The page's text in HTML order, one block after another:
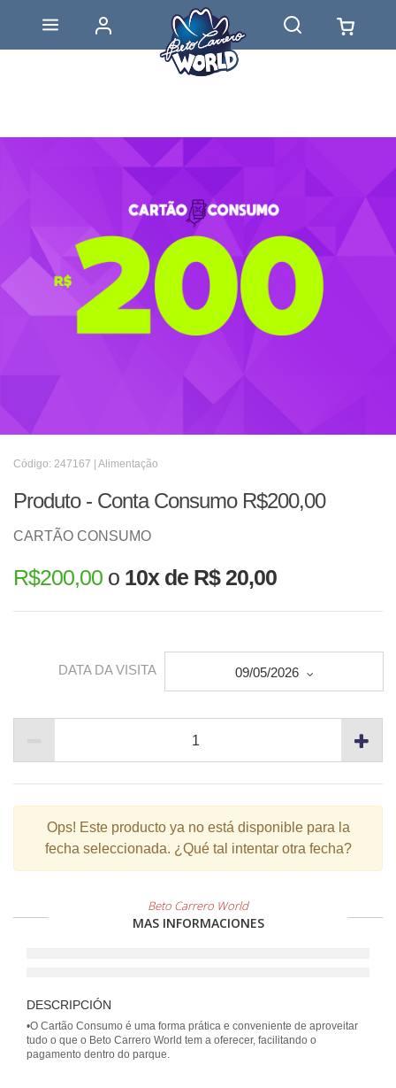
Código: 247167 | Alimentação
Produto - Conta Consumo R$200,00
CARTÃO CONSUMO
R$200,00 o 10x de R$ 20,00
DATA DA VISITA 09/05/2026
Ops! Este producto ya no está disponible para la
fecha seleccionada. ¿Qué tal intentar otra fecha?
Beto Carrero World
MAS INFORMACIONES
DESCRIPCIÓN
•O Cartão Consumo é uma forma prática e conveniente de aproveitar
tudo o que o Beto Carrero World tem a oferecer, facilitando o
pagamento dentro do parque.